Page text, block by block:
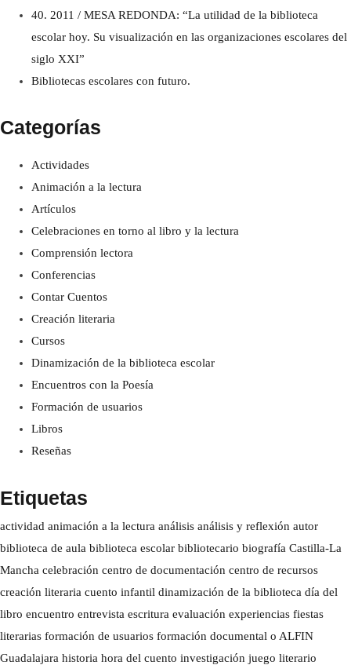
40. 2011 / MESA REDONDA: “La utilidad de la biblioteca
escolar hoy. Su visualización en las organizaciones escolares del
siglo XXI”
Bibliotecas escolares con futuro.
Categorías
Actividades
Animación a la lectura
Artículos
Celebraciones en torno al libro y la lectura
Comprensión lectora
Conferencias
Contar Cuentos
Creación literaria
Cursos
Dinamización de la biblioteca escolar
Encuentros con la Poesía
Formación de usuarios
Libros
Reseñas
Etiquetas
actividad animación a la lectura análisis análisis y reflexión autor
biblioteca de aula biblioteca escolar bibliotecario biografía Castilla-La
Mancha celebración centro de documentación centro de recursos
creación literaria cuento infantil dinamización de la biblioteca día del
libro encuentro entrevista escritura evaluación experiencias fiestas
literarias formación de usuarios formación documental o ALFIN
Guadalajara historia hora del cuento investigación juego literario